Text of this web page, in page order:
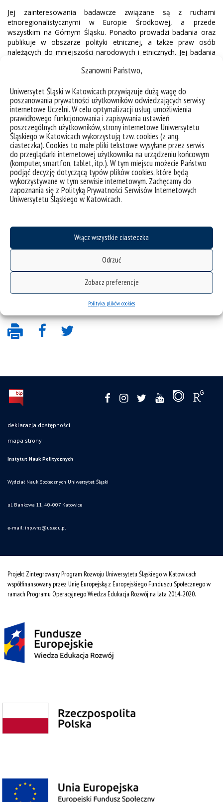
Szanowni Państwo,
Uniwersytet Śląski w Katowicach przywiązuje dużą wagę do
poszanowania prywatności użytkowników odwiedzających serwisy
internetowe Uczelni. W celu optymalizacji usług, umożliwienia
prawidłowego funkcjonowania i zapisywania ustawień
poszczególnych użytkowników, strony internetowe Uniwersytetu
Śląskiego w Katowicach wykorzystują tzw. cookies (z ang.
ciasteczka). Cookies to małe pliki tekstowe wysyłane przez serwis
do przeglądarki internetowej użytkownika na urządzeniu końcowym
(komputer, smartfon, tablet, itp.). W tym miejscu możecie Państwo
podjąć decyzję dotyczącą typów plików cookies, które będą
wykorzystywane w tym serwisie internetowym. Zachęcamy do
zapoznania się z Polityką Prywatności Serwisów Internetowych
Uniwersytetu Śląskiego w Katowicach.
Włącz wszystkie ciasteczka
Odrzuć
Zobacz preferencje
Polityka plików cookies
Jej zainteresowania badawcze związane są z ruchami
etnoregionalistycznymi w Europie Środkowej, a przede
wszystkim na Górnym Śląsku. Ponadto prowadzi badania oraz
publikuje w obszarze polityki etnicznej, a także praw osób
należących do mniejszości narodowych i etnicznych. Jej badania
Prowadzi zajęcia dydaktyczne z prawa administracyjnego oraz
prawa międzynarodowego publicznego.
ResearchGate
GoogleScholar
PBN
ORCID
deklaracja dostępności
mapa strony
Instytut Nauk Politycznych
Wydział Nauk Społecznych Uniwersytet Śląski
ul. Bankowa 11, 40-007 Katowice
e-mail: inp.wns@us.edu.pl
Projekt Zintegrowany Program Rozwoju Uniwersytetu Śląskiego w Katowicach
współfinansowany przez Unię Europejską z Europejskiego Funduszu Społecznego w
ramach Programu Operacyjnego Wiedza Edukacja Rozwój na lata 2014˗2020.